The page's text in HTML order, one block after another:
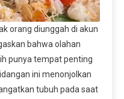
orang diunggah di akun
bahwa olahan
punya tempat penting
ini menonjolkan
tubuh pada saat